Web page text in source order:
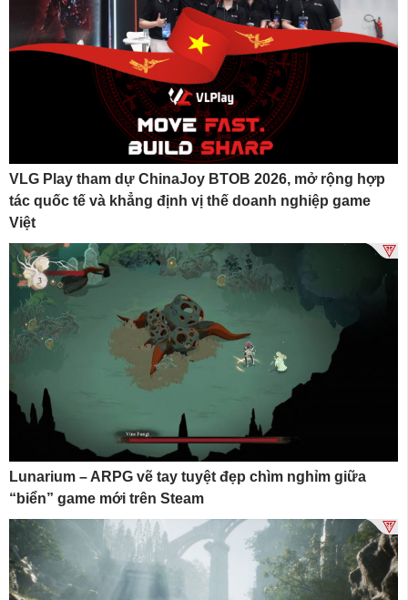
VLG Play tham dự ChinaJoy BTOB 2026, mở rộng hợp
tác quốc tế và khẳng định vị thế doanh nghiệp game
Việt
Lunarium – ARPG vẽ tay tuyệt đẹp chìm nghỉm giữa
“biển” game mới trên Steam